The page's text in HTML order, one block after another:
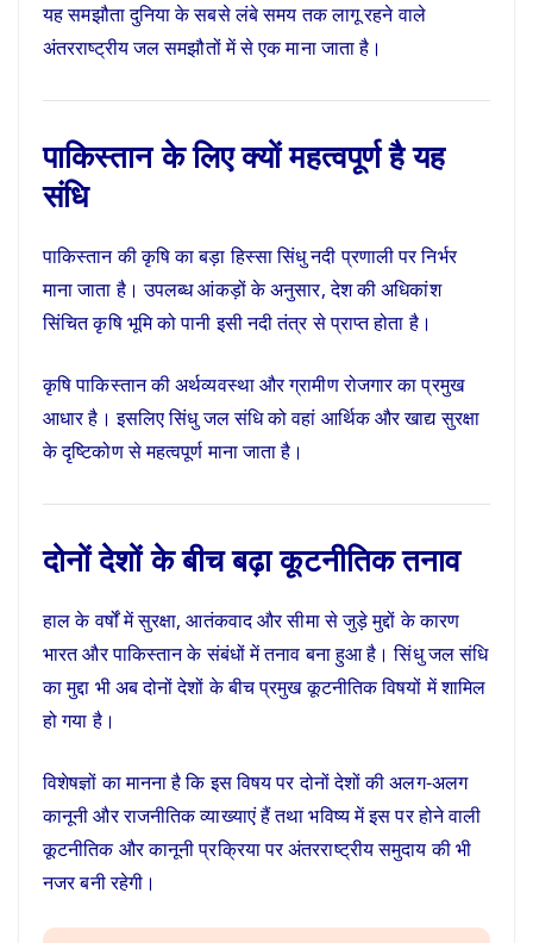
यह समझौता दुनिया के सबसे लंबे समय तक लागू रहने वाले
अंतरराष्ट्रीय जल समझौतों में से एक माना जाता है।
पाकिस्तान के लिए क्यों महत्वपूर्ण है यह
संधि
पाकिस्तान की कृषि का बड़ा हिस्सा सिंधु नदी प्रणाली पर निर्भर
माना जाता है। उपलब्ध आंकड़ों के अनुसार, देश की अधिकांश
सिंचित कृषि भूमि को पानी इसी नदी तंत्र से प्राप्त होता है।
कृषि पाकिस्तान की अर्थव्यवस्था और ग्रामीण रोजगार का प्रमुख
आधार है। इसलिए सिंधु जल संधि को वहां आर्थिक और खाद्य सुरक्षा
के दृष्टिकोण से महत्वपूर्ण माना जाता है।
दोनों देशों के बीच बढ़ा कूटनीतिक तनाव
हाल के वर्षों में सुरक्षा, आतंकवाद और सीमा से जुड़े मुद्दों के कारण
भारत और पाकिस्तान के संबंधों में तनाव बना हुआ है। सिंधु जल संधि
का मुद्दा भी अब दोनों देशों के बीच प्रमुख कूटनीतिक विषयों में शामिल
हो गया है।
विशेषज्ञों का मानना है कि इस विषय पर दोनों देशों की अलग-अलग
कानूनी और राजनीतिक व्याख्याएं हैं तथा भविष्य में इस पर होने वाली
कूटनीतिक और कानूनी प्रक्रिया पर अंतरराष्ट्रीय समुदाय की भी
नजर बनी रहेगी।